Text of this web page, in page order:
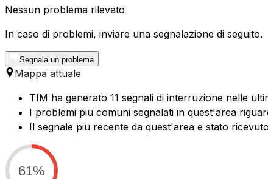
Nessun problema rilevato
In caso di problemi, inviare una segnalazione di seguito.
Segnala un problema
Mappa attuale
TIM ha generato 11 segnali di interruzione nelle
I problemi piu comuni segnalati in quest'area
Il segnale piu recente da quest'area e stato
61%